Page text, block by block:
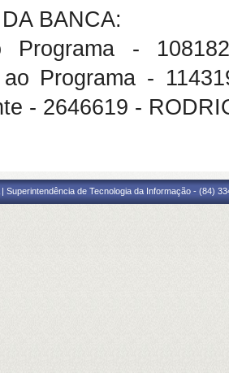
BANCA:
Programa -
ao Programa -
- 2646619 -
| Superintendência de Tecnologia da Informação - (84)